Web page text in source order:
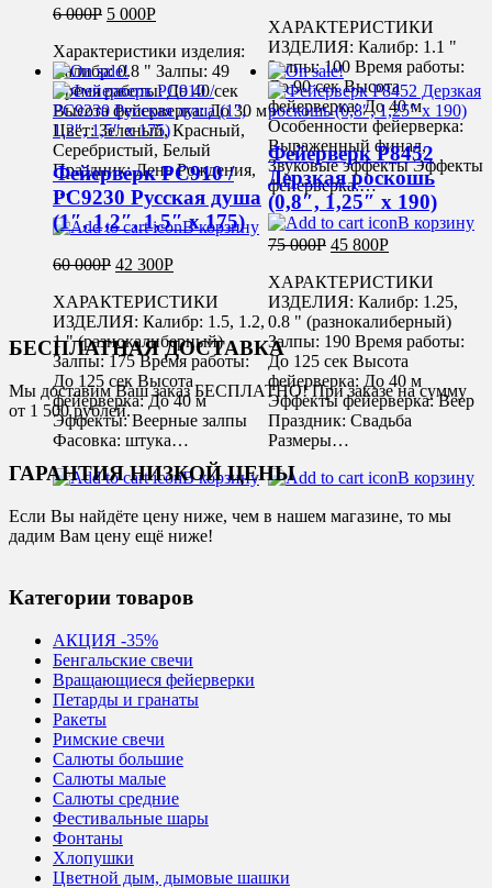
6 000Р 5 000Р
Характеристики изделия:
Калибр: 0.8 " Залпы: 49
Время работы: До 40 сек
Высота фейерверка: До 30 м
Цвет: Зеленый, Красный,
Серебристый, Белый
Праздник: День Рождения,
…
В корзину
ХАРАКТЕРИСТИКИ
ИЗДЕЛИЯ: Калибр: 1.1 "
Залпы: 100 Время работы:
До 90 сек Высота
фейерверка: До 40 м
Особенности фейерверка:
Выраженный финал,
Звуковые эффекты Эффекты
фейерверка:…
В корзину
Фейерверк РС910 /
РС9230 Русская душа
(1″, 1,2″, 1,5″ х 175)
60 000Р 42 300Р
ХАРАКТЕРИСТИКИ
ИЗДЕЛИЯ: Калибр: 1.5, 1.2,
1 " (разнокалиберный)
Залпы: 175 Время работы:
До 125 сек Высота
фейерверка: До 40 м
Эффекты: Веерные залпы
Фасовка: штука…
В корзину
Фейерверк Р8452
Дерзкая роскошь
(0,8″, 1,25″ х 190)
75 000Р 45 800Р
ХАРАКТЕРИСТИКИ
ИЗДЕЛИЯ: Калибр: 1.25,
0.8 " (разнокалиберный)
Залпы: 190 Время работы:
До 125 сек Высота
фейерверка: До 40 м
Эффекты фейерверка: Веер
Праздник: Свадьба
Размеры…
В корзину
БЕСПЛАТНАЯ ДОСТАВКА
Мы доставим Ваш заказ БЕСПЛАТНО! При заказе на сумму
от 1 500 рублей.
ГАРАНТИЯ НИЗКОЙ ЦЕНЫ
Если Вы найдёте цену ниже, чем в нашем магазине, то мы
дадим Вам цену ещё ниже!
Категории товаров
АКЦИЯ -35%
Бенгальские свечи
Вращающиеся фейерверки
Петарды и гранаты
Ракеты
Римские свечи
Салюты большие
Салюты малые
Салюты средние
Фестивальные шары
Фонтаны
Хлопушки
Цветной дым, дымовые шашки